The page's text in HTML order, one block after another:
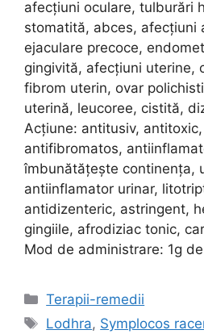
afecţiuni oculare, tulburări
stomatită, abces, afecţiuni
ejaculare precoce,
gingivită, afecţiuni uterine,
fibrom uterin, ovar
uterină, leucoree, cistită,
Acţiune: antitusiv,
antifibromatos,
îmbunătăţeşte continenţa,
antiinflamator urinar,
antidizenteric, astringent,
gingiile, afrodiziac tonic,
Mod de administrare: 1g
Categorii
Terapii-remedii
Etichete
Lodhra, Symplocos